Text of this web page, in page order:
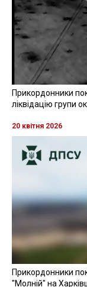
Прикордонники
ліквідацію групи
20 квітня 2026
Прикордонники
"Молній" на